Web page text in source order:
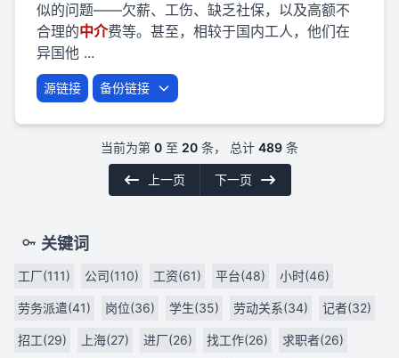
似的问题——欠薪、工伤、缺乏社保，以及高额不
合理的中介费等。甚至，相较于国内工人，他们在
异国他 ...
源链接 备份链接
当前为第 0 至 20 条， 总计 489 条
上一页 下一页
关键词
工厂(111) 公司(110) 工资(61) 平台(48) 小时(46)
劳务派遣(41) 岗位(36) 学生(35) 劳动关系(34) 记者(32)
招工(29) 上海(27) 进厂(26) 找工作(26) 求职者(26)